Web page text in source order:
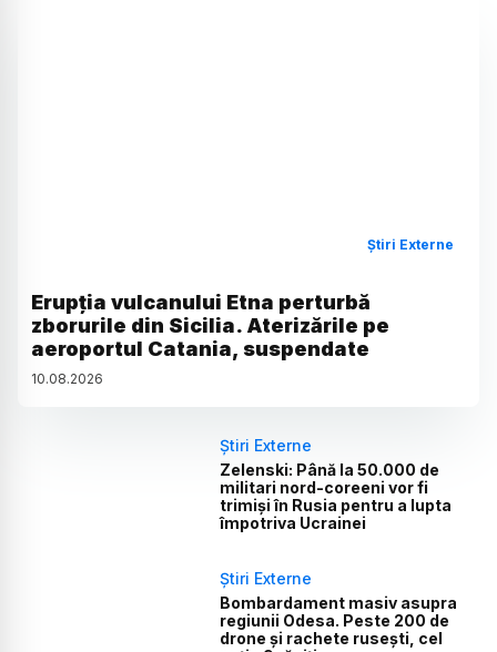
Știri Externe
Erupția vulcanului Etna perturbă
zborurile din Sicilia. Aterizările pe
aeroportul Catania, suspendate
10.08.2026
Știri Externe
Zelenski: Până la 50.000 de
militari nord-coreeni vor fi
trimiși în Rusia pentru a lupta
împotriva Ucrainei
Știri Externe
Bombardament masiv asupra
regiunii Odesa. Peste 200 de
drone și rachete rusești, cel